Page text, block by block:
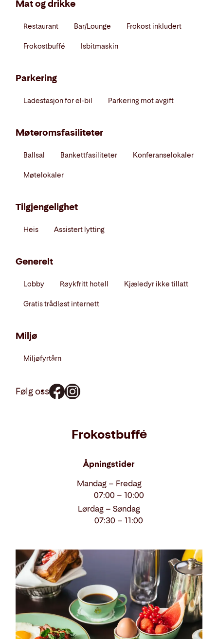
Mat og drikke
Restaurant Bar/Lounge Frokost inkludert
Frokostbuffé Isbitmaskin
Parkering
Ladestasjon for el-bil Parkering mot avgift
Møteromsfasiliteter
Ballsal Bankettfasiliteter Konferanselokaler
Møtelokaler
Tilgjengelighet
Heis Assistert lytting
Generelt
Lobby Røykfritt hotell Kjæledyr ikke tillatt
Gratis trådløst internett
Miljø
Miljøfyrtårn
Følg oss
Frokostbuffé
Åpningstider
Mandag – Fredag
07:00 – 10:00
Lørdag – Søndag
07:30 – 11:00